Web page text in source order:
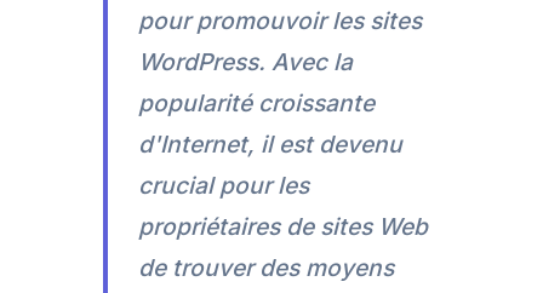
pour promouvoir les sites
WordPress. Avec la
popularité croissante
d'Internet, il est devenu
crucial pour les
propriétaires de sites Web
de trouver des moyens